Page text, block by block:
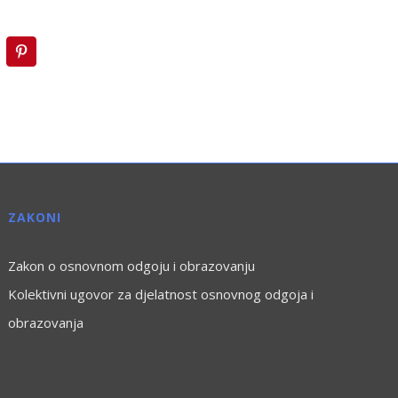
ZAKONI
Zakon o osnovnom odgoju i obrazovanju
Kolektivni ugovor za djelatnost osnovnog odgoja i
obrazovanja